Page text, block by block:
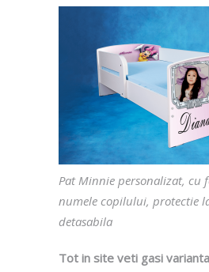
Pat Minnie personalizat, cu
numele copilului, protectie
detasabila
Tot in site veti gasi